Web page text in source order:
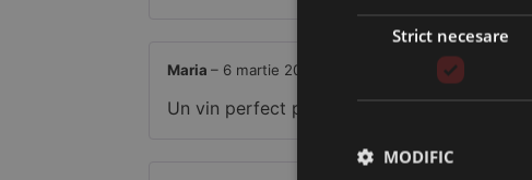
Maria – 6 martie 2025
Un vin perfect pentru momente profunde.
Strict necesare
MODIFIC